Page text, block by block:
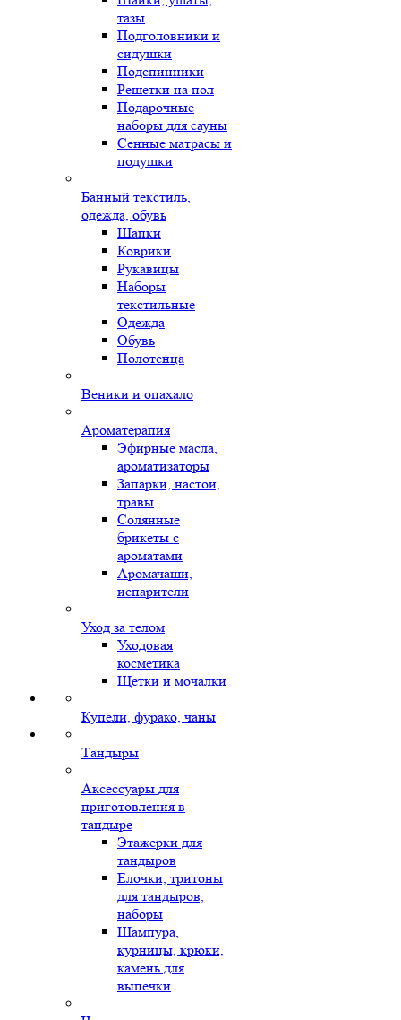
тазы
Подголовники и
сидушки
Подспинники
Решетки на пол
Подарочные
наборы для сауны
Сенные матрасы и
подушки
Банный текстиль,
одежда, обувь
Шапки
Коврики
Рукавицы
Наборы
текстильные
Одежда
Обувь
Полотенца
Веники и опахало
Ароматерапия
Эфирные масла,
ароматизаторы
Запарки, настои,
травы
Солянные
брикеты с
ароматами
Аромачаши,
испарители
Уход за телом
Уходовая
косметика
Щетки и мочалки
Купели, фурако, чаны
Тандыры
Аксессуары для
приготовления в
тандыре
Этажерки для
тандыров
Елочки, тритоны
для тандыров,
наборы
Шампура,
курницы, крюки,
камень для
выпечки